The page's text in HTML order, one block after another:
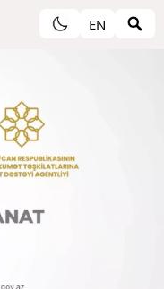
EN